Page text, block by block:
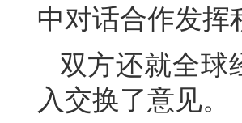
中对话合作发挥
双方还就全球
入交换了意见。